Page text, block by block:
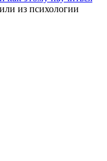
из психологии